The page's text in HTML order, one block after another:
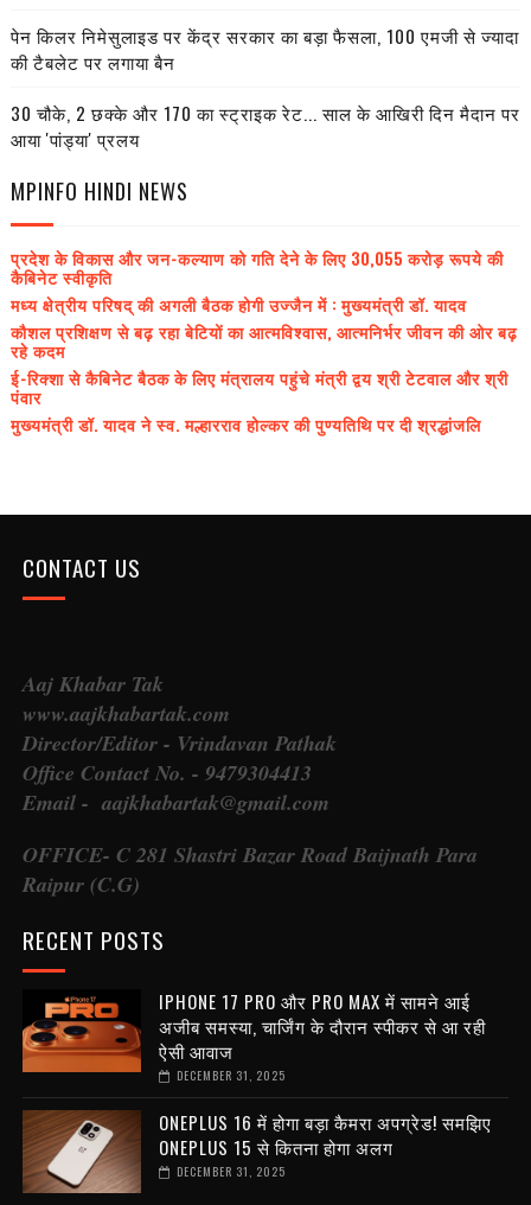
पेन किलर निमेसुलाइड पर केंद्र सरकार का बड़ा फैसला, 100 एमजी से ज्यादा
की टैबलेट पर लगाया बैन
30 चौके, 2 छक्के और 170 का स्ट्राइक रेट... साल के आखिरी दिन मैदान पर
आया 'पांड्या' प्रलय
MPINFO HINDI NEWS
प्रदेश के विकास और जन-कल्याण को गति देने के लिए 30,055 करोड़ रूपये की
कैबिनेट स्वीकृति
मध्य क्षेत्रीय परिषद् की अगली बैठक होगी उज्जैन में : मुख्यमंत्री डॉ. यादव
कौशल प्रशिक्षण से बढ़ रहा बेटियों का आत्मविश्वास, आत्मनिर्भर जीवन की ओर बढ़
रहे कदम
ई-रिक्शा से कैबिनेट बैठक के लिए मंत्रालय पहुंचे मंत्री द्वय श्री टेटवाल और श्री
पंवार
मुख्यमंत्री डॉ. यादव ने स्व. मल्हारराव होल्कर की पुण्यतिथि पर दी श्रद्धांजलि
CONTACT US
Aaj Khabar Tak
www.aajkhabartak.com
Director/Editor - Vrindavan Pathak
Office Contact No. - 9479304413
Email - aajkhabartak@gmail.com
OFFICE- C 281 Shastri Bazar Road Baijnath Para
Raipur (C.G)
RECENT POSTS
IPHONE 17 PRO और PRO MAX में सामने आई
अजीब समस्या, चार्जिंग के दौरान स्पीकर से आ रही
ऐसी आवाज
DECEMBER 31, 2025
ONEPLUS 16 में होगा बड़ा कैमरा अपग्रेड! समझिए
ONEPLUS 15 से कितना होगा अलग
DECEMBER 31, 2025